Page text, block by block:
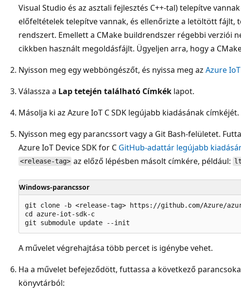
Visual Studio és az asztali fejlesztés C++-tal) telepítve vannak
előfeltételek telepítve vannak, és ellenőrizte a letöltött fájlt,
rendszert. Emellett a CMake buildrendszer régebbi verziói
cikkben használt megoldásfájlt. Ügyeljen arra, hogy a
Nyisson meg egy webböngészőt, és nyissa meg az Azure
Válassza a Lap tetején található Címkék lapot.
Másolja ki az Azure IoT C SDK legújabb kiadásának címkéjét.
Nyisson meg egy parancssort vagy a Git Bash-felületet.
Azure IoT Device SDK for C GitHub-adattár legújabb
<release-tag> az előző lépésben másolt címkére, például:
Windows-parancssor
git clone -b <release-tag> https://github.com/Azure/
cd azure-iot-sdk-c
A művelet végrehajtása több percet is igénybe vehet.
Ha a művelet befejeződött, futtassa a következő
könyvtárból: